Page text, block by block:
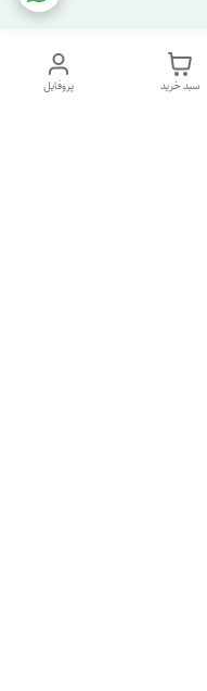
پروفایل سبد خرید